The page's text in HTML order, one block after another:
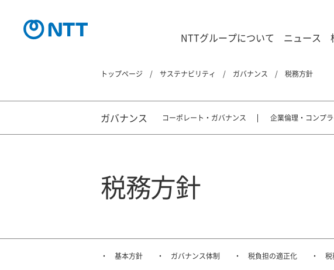
NTTグループについて ニュース
トップページ サステナビリティ ガバナンス 税務方針
ガバナンス コーポレート・ガバナンス 企業倫理・コンプ
税務方針
基本方針 ガバナンス体制 税負担の適正化 税